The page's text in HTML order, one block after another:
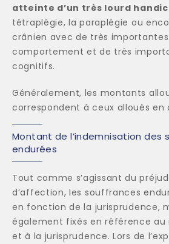
atteinte d’un très lourd
tétraplégie, la paraplégie ou
crânien avec de très
comportement et de très
cognitifs.
Généralement, les montants
correspondent à ceux alloués en
Montant de l’indemnisation des
endurées
Tout comme s’agissant du
d’affection, les souffrances
en fonction de la jurisprudence,
également fixés en référence
et à la jurisprudence. Lors de